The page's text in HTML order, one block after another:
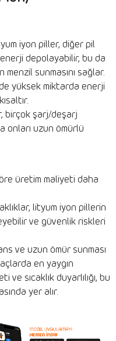
iyon piller, diğer pil
depolayabilir, bu da
sunmasını sağlar.
yüksek miktarda enerji
birçok şarj/deşarj
onları uzun ömürlü
üretim maliyeti daha
lityum iyon pillerin
ve güvenlik riskleri
ve uzun ömür sunması
en yaygın
sıcaklık duyarlılığı, bu
yer alır.